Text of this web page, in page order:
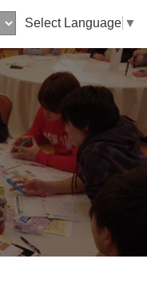
Select Language ▼